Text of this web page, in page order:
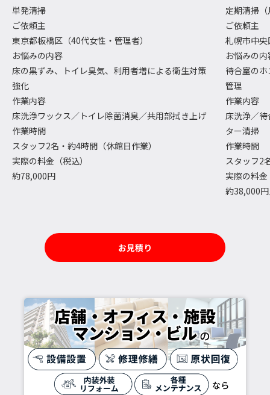
単発清掃
ご依頼主
東京都板橋区（40代女性・管理者）
お悩みの内容
床の黒ずみ、トイレ臭気、利用者増による衛生対策
強化
作業内容
床洗浄ワックス／トイレ除菌消臭／共用部拭き上げ
作業時間
スタッフ2名・約4時間（休館日作業）
実際の料金（税込）
約78,000円
定期清掃
ご依頼主
札幌市中
お悩みの内
待合室の
管理
作業内容
床洗浄／
ター清掃
作業時間
スタッフ2
実際の料
約38,000
お見積り